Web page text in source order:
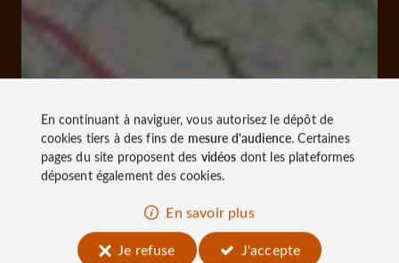
En continuant à naviguer, vous autorisez le dépôt de
cookies tiers à des fins de mesure d'audience. Certaines
pages du site proposent des vidéos dont les plateformes
déposent également des cookies.
En savoir plus
Je refuse
J'accepte